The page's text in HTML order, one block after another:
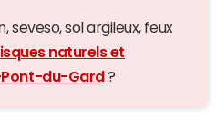
seveso, sol argileux, feux
naturels et
du-Gard ?